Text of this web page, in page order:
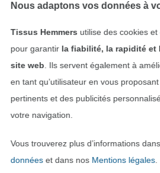
Nous adaptons vos données à
Tissus Hemmers utilise des cookies et
pour garantir la fiabilité, la rapidité et
site web . Ils servent également à
en tant qu’utilisateur en vous
pertinents et des publicités
votre navigation.
Vous trouverez plus d’informations
donnéeset dans nos Mentions légales.